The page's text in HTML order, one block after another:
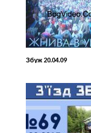
Збуж 20.04.09